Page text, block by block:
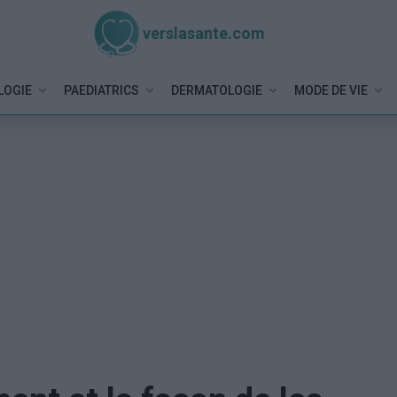
verslasante.com
PAEDIATRICS DERMATOLOGIE MODE DE VIE